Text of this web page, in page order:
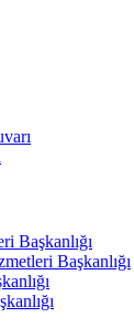
Başkanlığı
Başkanlığı